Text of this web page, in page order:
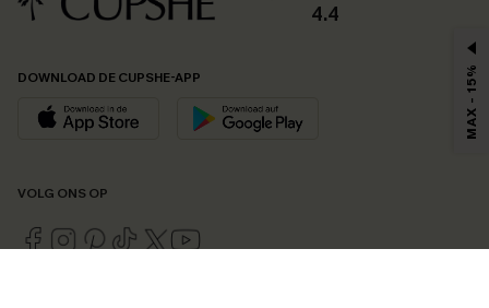
4.4
DOWNLOAD DE CUPSHE-APP
VOLG ONS OP
MAX - 15%